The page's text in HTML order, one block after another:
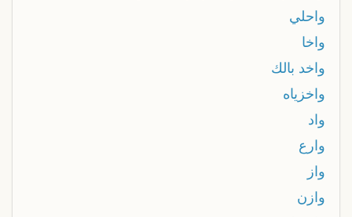
واحلي
واخا
واخد بالك
واخزياه
واد
وارع
واز
وازن